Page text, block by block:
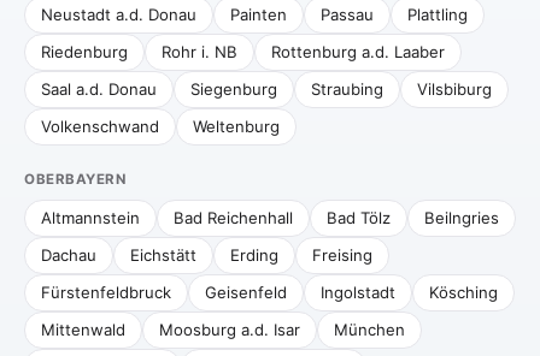
Neustadt a.d. Donau
Painten Passau
Plattling
Riedenburg
Rohr i. NB
Rottenburg a.d. Laaber
Saal a.d. Donau
Siegenburg Straubing
Vilsbiburg
Volkenschwand
Weltenburg
OBERBAYERN
Altmannstein Bad Reichenhall Bad Tölz
Beilngries
Dachau
Eichstätt Erding
Freising
Fürstenfeldbruck
Geisenfeld Ingolstadt
Kösching
Mittenwald
Moosburg a.d. Isar
München